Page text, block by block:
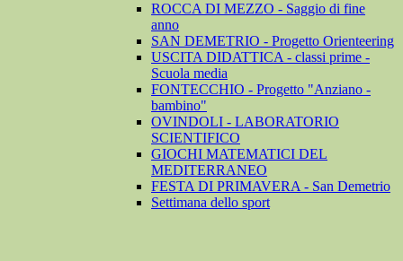
ROCCA DI MEZZO - Saggio di fine
anno
SAN DEMETRIO - Progetto Orienteering
USCITA DIDATTICA - classi prime -
Scuola media
FONTECCHIO - Progetto "Anziano -
bambino"
OVINDOLI - LABORATORIO
SCIENTIFICO
GIOCHI MATEMATICI DEL
MEDITERRANEO
FESTA DI PRIMAVERA - San Demetrio
Settimana dello sport